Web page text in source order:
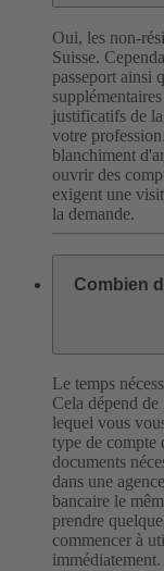
Oui, les non-
Suisse.
passeport ainsi
justificatifs de
votre
blanchiment
ouvrir des
exigent une
la demande.
Combien
Le temps
Cela dépend
lequel vous
type de compte
documents
dans une
bancaire le
prendre
commencer à
immédiatement.